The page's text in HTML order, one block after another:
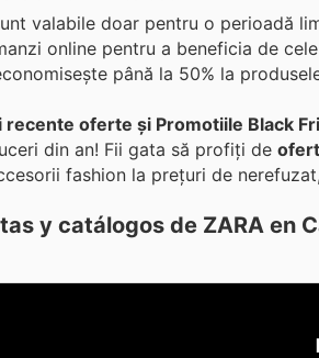
valabile doar pentru o perioadă
online pentru a beneficia de
până la 50% la
oferte și Promotiile Black
din an! Fii gata să profiți de
fashion la prețuri de
y catálogos de ZARA en